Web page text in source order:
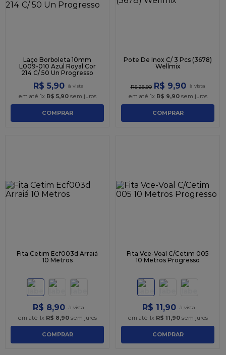
Laço Borboleta 10mm
L009-010 Azul Royal Cor
214 C/ 50 Un Progresso
R$ 5,90
em até 1x R$ 5,90 sem juros
COMPRAR
Pote De Inox C/ 3 Pcs (3678)
Wellmix
R$ 28,90 R$ 9,90
em até 1x R$ 9,90 sem juros
COMPRAR
Fita Cetim Ecf003d Arraiá
10 Metros
R$ 8,90
em até 1x R$ 8,90 sem juros
COMPRAR
Fita Vce-Voal C/Cetim 005
10 Metros Progresso
R$ 11,90
em até 1x R$ 11,90 sem juros
COMPRAR